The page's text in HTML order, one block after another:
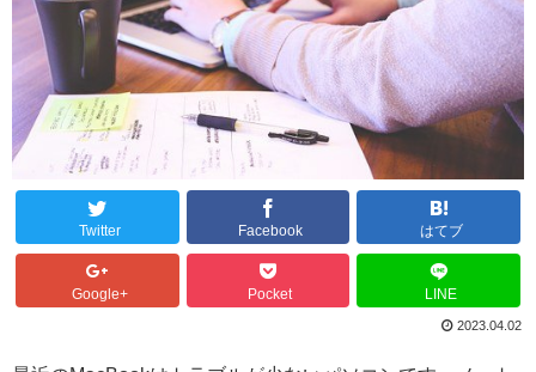
Twitter Facebook はてブ
Google+ Pocket LINE
2023.04.02